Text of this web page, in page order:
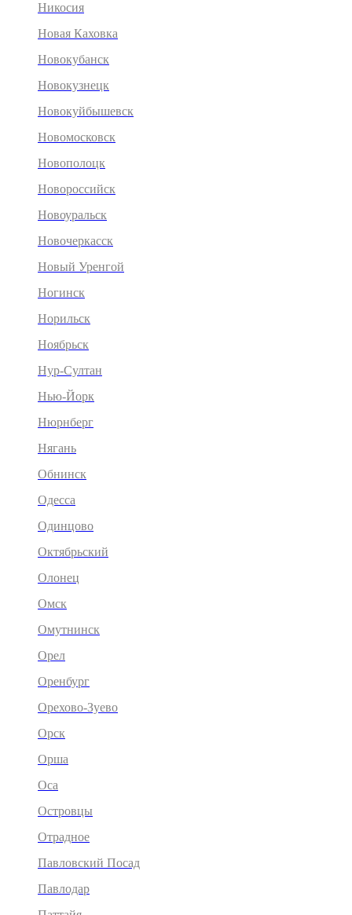
Никосия
Новая Каховка
Новокубанск
Новокузнецк
Новокуйбышевск
Новомосковск
Новополоцк
Новороссийск
Новоуральск
Новочеркасск
Новый Уренгой
Ногинск
Норильск
Ноябрьск
Нур-Султан
Нью-Йорк
Нюрнберг
Нягань
Обнинск
Одесса
Одинцово
Октябрьский
Олонец
Омск
Омутнинск
Орел
Оренбург
Орехово-Зуево
Орск
Орша
Оса
Островцы
Отрадное
Павловский Посад
Павлодар